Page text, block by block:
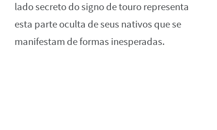
lado secreto do signo de touro representa
esta parte oculta de seus nativos que se
manifestam de formas inesperadas.